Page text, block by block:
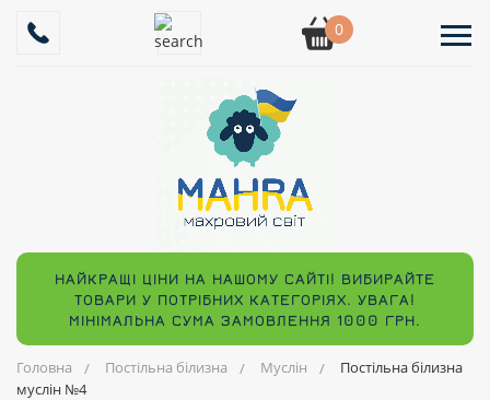
0
НАЙКРАЩІ ЦІНИ НА НАШОМУ САЙТІ! ВИБИРАЙТЕ
ТОВАРИ У ПОТРІБНИХ КАТЕГОРІЯХ. УВАГА!
МІНІМАЛЬНА СУМА ЗАМОВЛЕННЯ 1000 ГРН.
Головна Постільна білизна Муслін
Постільна білизна
муслін №4